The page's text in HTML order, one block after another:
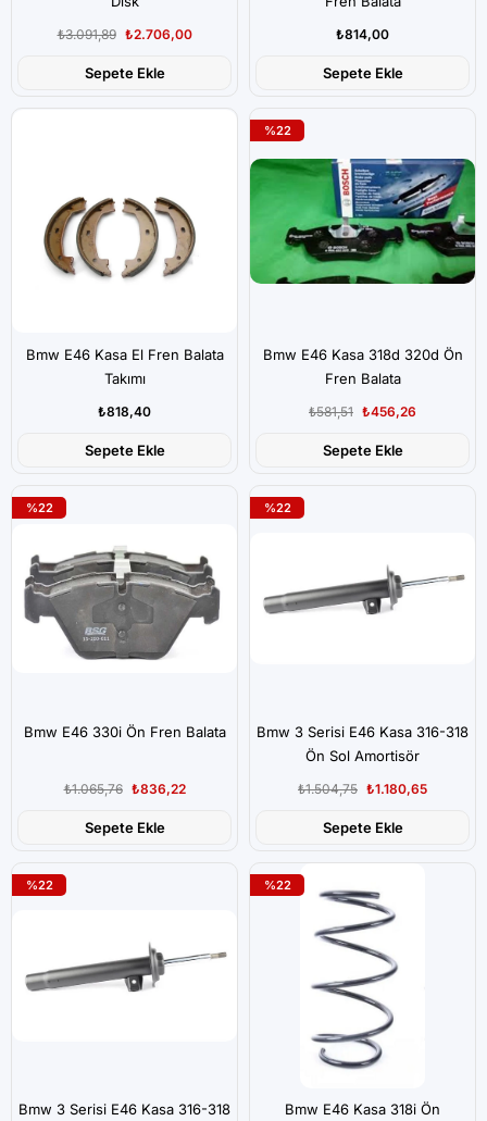
₺2.706,00
₺3.091,89
Sepete Ekle
₺814,00
Sepete Ekle
Bmw E46 Kasa El Fren Balata
Takımı
₺818,40
Sepete Ekle
Bmw E46 Kasa 318d 320d Ön
Fren Balata
₺456,26
₺581,51
Sepete Ekle
%22
Bmw E46 330i Ön Fren Balata
₺836,22
₺1.065,76
Sepete Ekle
%22
Bmw 3 Serisi E46 Kasa 316-318
Ön Sol Amortisör
₺1.180,65
₺1.504,75
Sepete Ekle
%22
Bmw 3 Serisi E46 Kasa 316-318
%22
Bmw E46 Kasa 318i Ön
%22